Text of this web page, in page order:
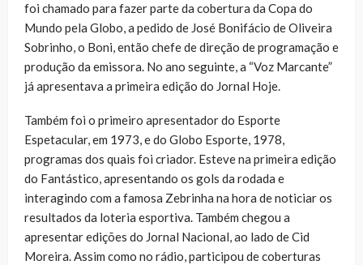
foi chamado para fazer parte da cobertura da Copa do
Mundo pela Globo, a pedido de José Bonifácio de Oliveira
Sobrinho, o Boni, então chefe de direção de programação e
produção da emissora. No ano seguinte, a “Voz Marcante”
já apresentava a primeira edição do Jornal Hoje.
Também foi o primeiro apresentador do Esporte
Espetacular, em 1973, e do Globo Esporte, 1978,
programas dos quais foi criador. Esteve na primeira edição
do Fantástico, apresentando os gols da rodada e
interagindo com a famosa Zebrinha na hora de noticiar os
resultados da loteria esportiva. Também chegou a
apresentar edições do Jornal Nacional, ao lado de Cid
Moreira. Assim como no rádio, participou de coberturas